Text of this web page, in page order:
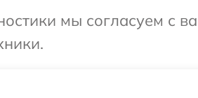
мы согласуем с